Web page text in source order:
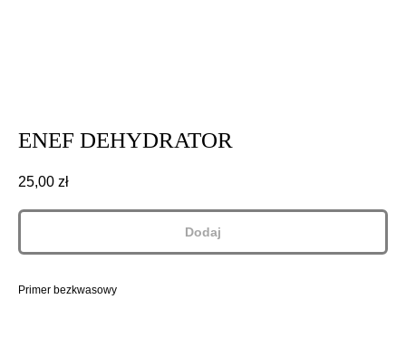
ENEF DEHYDRATOR
25,00 zł
Dodaj
Primer bezkwasowy